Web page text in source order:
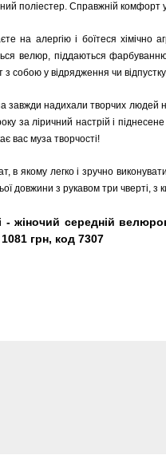
поліестер. Справжній комфорт
на алергію і боїтеся хімічно
велюр, піддаються
собою у відрядження чи
завжди надихали творчих людей
за ліричний настрій і
вас муза творчості!
в якому легко і зручно
довжини з рукавом три чверті, з
- жіночий середній
грн, код 7307